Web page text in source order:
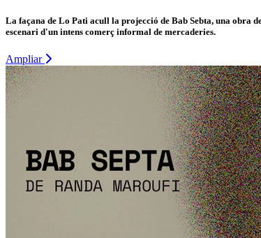
La façana de Lo Pati acull la projecció de Bab Sebta, una obra
escenari d'un intens comerç informal de mercaderies.
Ampliar